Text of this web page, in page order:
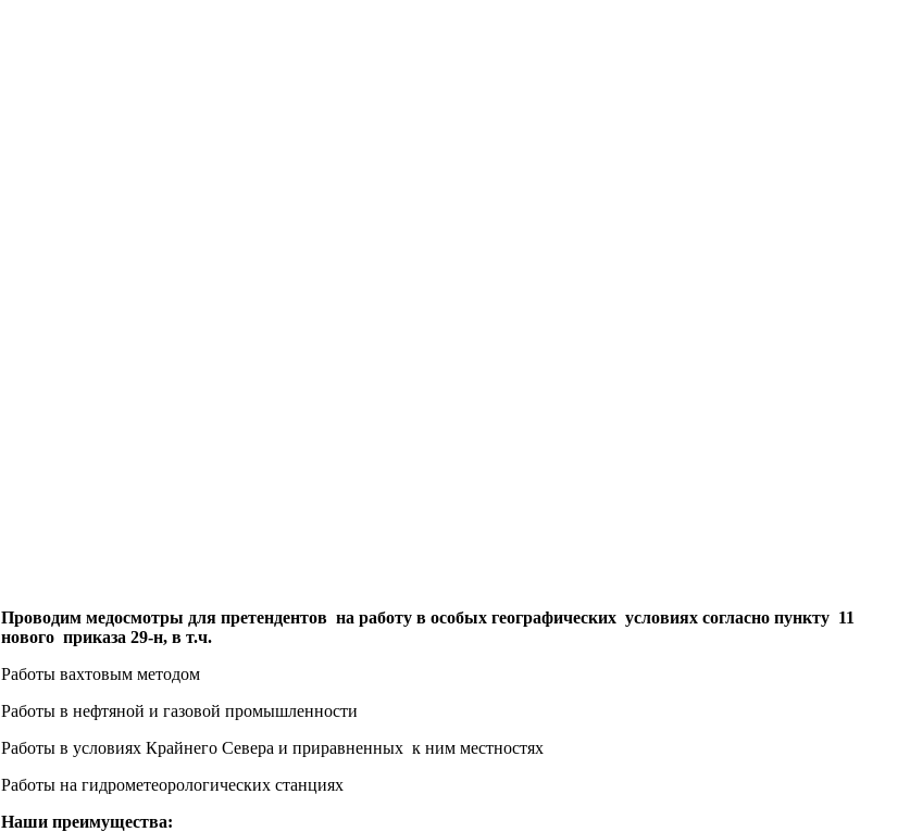
Проводим медосмотры для претендентов на работу в особых географических условиях согласно пункту 11
нового приказа 29-н, в т.ч.
Работы вахтовым методом
Работы в нефтяной и газовой промышленности
Работы в условиях Крайнего Севера и приравненных к ним местностях
Работы на гидрометеорологических станциях
Наши преимущества: